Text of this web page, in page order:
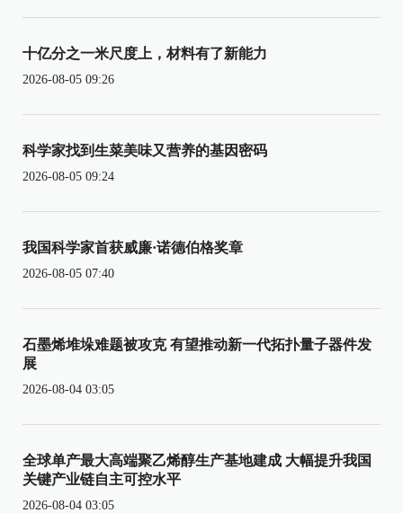
十亿分之一米尺度上，材料有了新能力
2026-08-05 09:26
科学家找到生菜美味又营养的基因密码
2026-08-05 09:24
我国科学家首获威廉·诺德伯格奖章
2026-08-05 07:40
石墨烯堆垛难题被攻克 有望推动新一代拓扑量子器件发
展
2026-08-04 03:05
全球单产最大高端聚乙烯醇生产基地建成 大幅提升我国
关键产业链自主可控水平
2026-08-04 03:05